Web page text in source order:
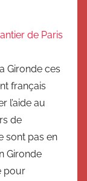
de Paris
Gironde ces
français
l’aide au
de
sont pas en
Gironde
pour